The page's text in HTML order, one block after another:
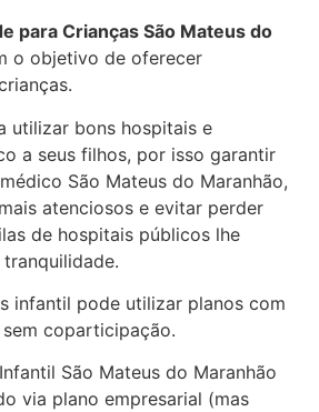
para Crianças São Mateus do
o objetivo de oferecer
utilizar bons hospitais e
a seus filhos, por isso garantir
São Mateus do Maranhão,
atenciosos e evitar perder
de hospitais públicos lhe
infantil pode utilizar planos com
coparticipação.
São Mateus do Maranhão
via plano empresarial (mas